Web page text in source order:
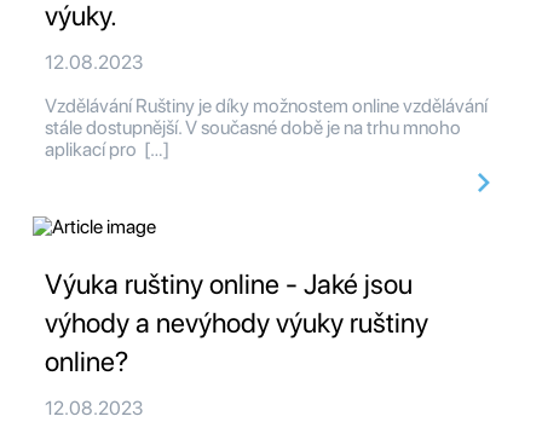
výuky.
12.08.2023
Vzdělávání Ruštiny je díky možnostem online vzdělávání
stále dostupnější. V současné době je na trhu mnoho
aplikací pro […]
Výuka ruštiny online - Jaké jsou
výhody a nevýhody výuky ruštiny
online?
12.08.2023